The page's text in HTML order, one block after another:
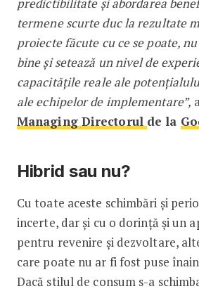
termene scurte duc la rezultate
proiecte făcute cu ce se poate,
bine și setează un nivel de
capacitățile reale ale
ale echipelor de implementare”,
Managing Directorul de la
Hibrid sau nu?
Cu toate aceste schimbări și
incerte, dar și cu o dorință și un
pentru revenire și dezvoltare,
care poate nu ar fi fost puse
Dacă stilul de consum s-a